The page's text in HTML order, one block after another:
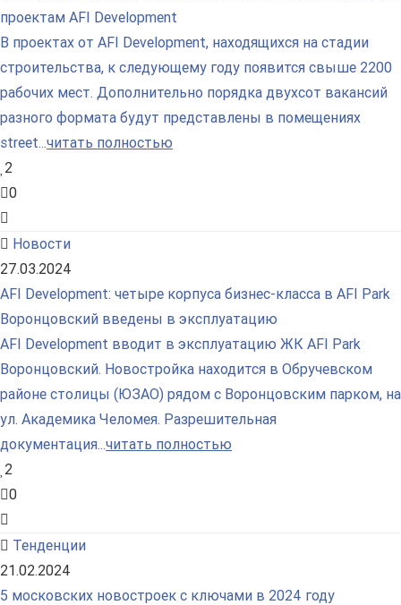
проектам AFI Development
В проектах от AFI Development, находящихся на стадии
строительства, к следующему году появится свыше 2200
рабочих мест. Дополнительно порядка двухсот вакансий
разного формата будут представлены в помещениях
street...читать полностью
2
0
Новости
27.03.2024
AFI Development: четыре корпуса бизнес-класса в AFI Park
Воронцовский введены в эксплуатацию
AFI Development вводит в эксплуатацию ЖК AFI Park
Воронцовский. Новостройка находится в Обручевском
районе столицы (ЮЗАО) рядом с Воронцовским парком, на
ул. Академика Челомея. Разрешительная
документация...читать полностью
2
0
Тенденции
21.02.2024
5 московских новостроек с ключами в 2024 году